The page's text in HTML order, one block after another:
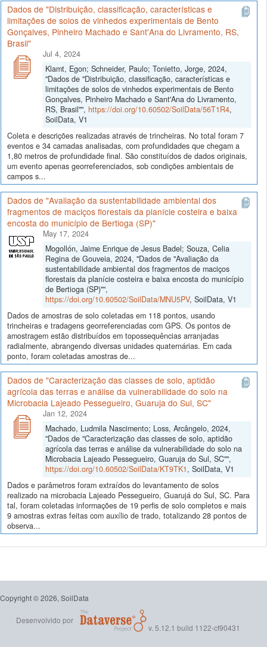
Dados de "Distribuição, classificação, características e
limitações de solos de vinhedos experimentais de Bento
Gonçalves, Pinheiro Machado e Sant'Ana do Livramento, RS,
Brasil"
Jul 4, 2024
Klamt, Egon; Schneider, Paulo; Tonietto, Jorge, 2024,
"Dados de "Distribuição, classificação, características e
limitações de solos de vinhedos experimentais de Bento
Gonçalves, Pinheiro Machado e Sant'Ana do Livramento,
RS, Brasil"", https://doi.org/10.60502/SoilData/56T1R4,
SoilData, V1
Coleta e descrições realizadas através de trincheiras. No total foram 7
eventos e 34 camadas analisadas, com profundidades que chegam a
1,80 metros de profundidade final. São constituídos de dados originais,
um evento apenas georreferenciados, sob condições ambientais de
campos s...
Dados de "Avaliação da sustentabilidade ambiental dos
fragmentos de maciços florestais da planície costeira e baixa
encosta do município de Bertioga (SP)"
May 17, 2024
Mogollón, Jaime Enrique de Jesus Badel; Souza, Celia
Regina de Gouveia, 2024, "Dados de "Avaliação da
sustentabilidade ambiental dos fragmentos de maciços
florestais da planície costeira e baixa encosta do município
de Bertioga (SP)"",
https://doi.org/10.60502/SoilData/MNU5PV, SoilData, V1
Dados de amostras de solo coletadas em 118 pontos, usando
trincheiras e tradagens georreferenciadas com GPS. Os pontos de
amostragem estão distribuídos em topossequências arranjadas
radialmente, abrangendo diversas unidades quaternárias. Em cada
ponto, foram coletadas amostras de...
Dados de "Caracterização das classes de solo, aptidão
agrícola das terras e análise da vulnerabilidade do solo na
Microbacia Lajeado Pessegueiro, Guaruja do Sul, SC"
Jan 12, 2024
Machado, Ludmila Nascimento; Loss, Arcângelo, 2024,
"Dados de "Caracterização das classes de solo, aptidão
agrícola das terras e análise da vulnerabilidade do solo na
Microbacia Lajeado Pessegueiro, Guaruja do Sul, SC"",
https://doi.org/10.60502/SoilData/KT9TK1, SoilData, V1
Dados e parâmetros foram extraídos do levantamento de solos
realizado na microbacia Lajeado Pessegueiro, Guarujá do Sul, SC. Para
tal, foram coletadas informações de 19 perfis de solo completos e mais
9 amostras extras feitas com auxílio de trado, totalizando 28 pontos de
observa...
Copyright © 2026, SoilData
Desenvolvido por
v. 5.12.1 build 1122-cf90431